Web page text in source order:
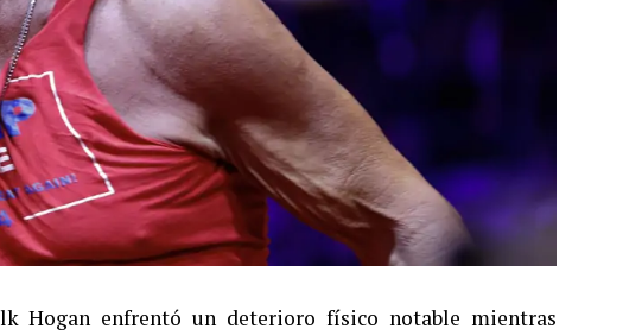
Hogan enfrentó un deterioro físico notable mientras